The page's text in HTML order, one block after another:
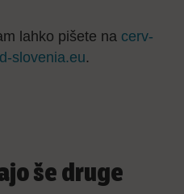
lahko pišete na cerv-
slovenia.eu.
še druge